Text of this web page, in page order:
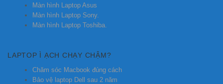
Màn hình Laptop Asus
Màn hình Laptop Sony.
Màn hình Laptop Toshiba.
LAPTOP Ì ẠCH CHẠY CHẬM?
Chăm sóc Macbook đúng cách
Bảo vệ laptop Dell sau 2 năm